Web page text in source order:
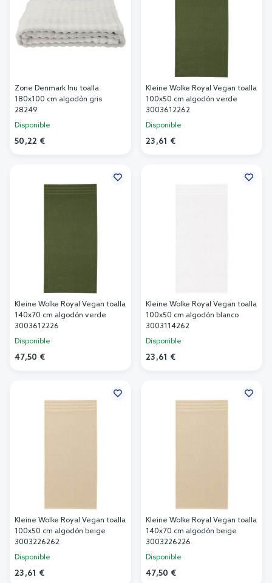
Zone Denmark Inu toalla
180x100 cm algodón gris
28249
Disponible
50,22 €
Kleine Wolke Royal Vegan toalla
100x50 cm algodón verde
3003612262
Disponible
23,61 €
Kleine Wolke Royal Vegan toalla
140x70 cm algodón verde
3003612226
Disponible
47,50 €
Kleine Wolke Royal Vegan toalla
100x50 cm algodón blanco
3003114262
Disponible
23,61 €
Kleine Wolke Royal Vegan toalla
100x50 cm algodón beige
3003226262
Disponible
23,61 €
Kleine Wolke Royal Vegan toalla
140x70 cm algodón beige
3003226226
Disponible
47,50 €